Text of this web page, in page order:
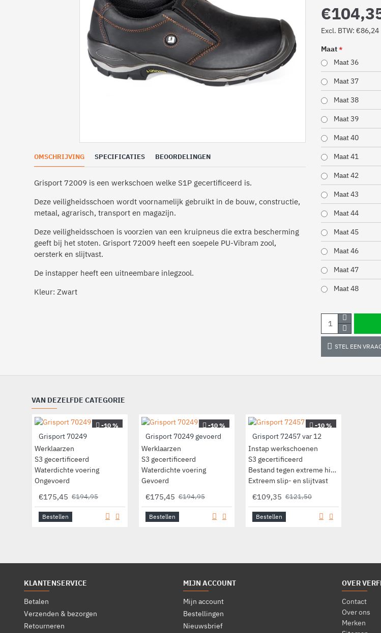
OMSCHRIJVING SPECIFICATIES BEOORDELINGEN
Grisport 72009 is een werkschoen welke S1P gecertificeerd is.
Deze veiligheidsschoen wordt voornamelijk gebruikt in de bouw, constructie,
metaal, agrarisch, transport en magazijn.
Deze veiligheidsschoen is voorzien van een kruipneus die extra bescherming
geeft bij het stoten. Grisport 72009 heeft een soepele PU-Vibram zool,
oersterk en slijtvast.
De instapper heeft een uitneembare inlegzool.
Kleur: Zwart
Excl. BTW: €86,24
Maat
Maat 36
Maat 37
Maat 38
Maat 39
Maat 40
Maat 41
Maat 42
Maat 43
Maat 44
Maat 45
Maat 46
Maat 47
Maat 48
STEL EEN
VAN DEZELFDE CATEGORIE
-10 %
Grisport 70249
Werklaarzen
S3 gecertificeerd
Waterdichte voering
Ongevoerd
€175,45 €194,95
Bestellen
-10 %
Grisport 70249 gevoerd
Werklaarzen
S3 gecertificeerd
Waterdichte voering
Gevoerd
€175,45 €194,95
Bestellen
-10 %
Grisport 72457 var 12
Instap werkschoenen
S3 gecertificeerd
Bestand tegen extreme hitte
Extreem slip- en slijtvast
€109,35 €121,50
Bestellen
KLANTENSERVICE
Betalen
Verzenden & bezorgen
Retourneren
MIJN ACCOUNT
Mijn account
Bestellingen
Nieuwsbrief
OVER
Contact
Over ons
Merken